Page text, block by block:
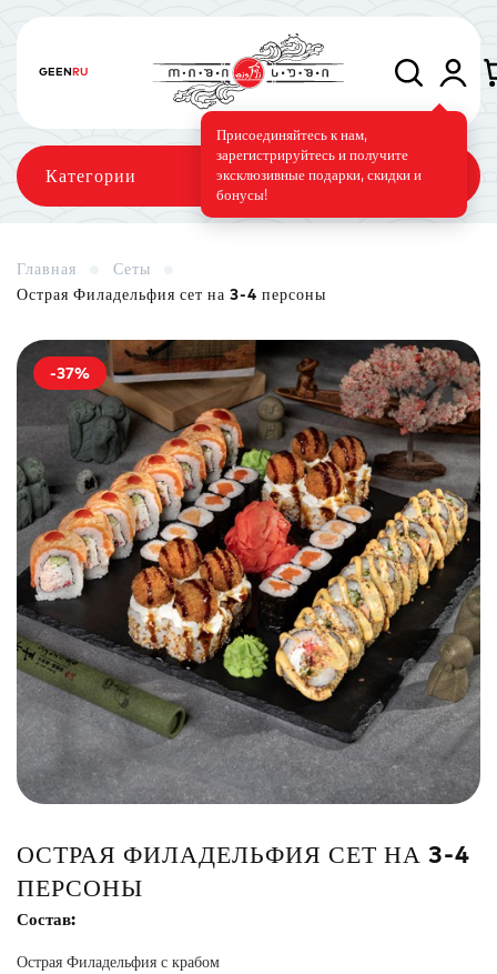
GEENRU
Присоединяйтесь к нам,
зарегистрируйтесь и получите
эксклюзивные подарки, скидки и
бонусы!
Категории
Суши-торт Фирменные Вегетарианское меню
Сэндвич Нигири Маки
Поке и буррито Супы и салаты Напитки
Главная
Сеты
Острая Филадельфия сет на 3-4 персоны
-37%
ОСТРАЯ ФИЛАДЕЛЬФИЯ СЕТ НА 3-4
ПЕРСОНЫ
Состав:
Острая Филадельфия с крабом